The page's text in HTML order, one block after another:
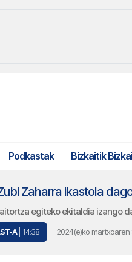
Podkastak Bizkaitik
Zaharra ikastola
egiteko ekitaldia izango
A | 14:38 2024(e)ko martxoaren